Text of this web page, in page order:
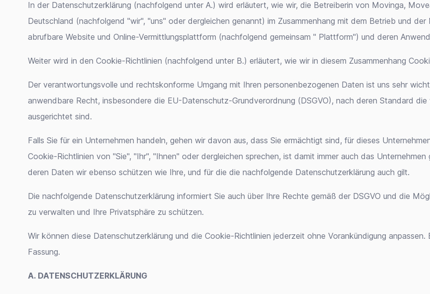
In der Datenschutzerklärung (nachfolgend unter A.) wird erläutert, wie wir, die Betreiberin von Movinga,
Deutschland (nachfolgend "wir", "uns" oder dergleichen genannt) im Zusammenhang mit dem Betrieb und der
abrufbare Website und Online-Vermittlungsplattform (nachfolgend gemeinsam " Plattform") und deren
Weiter wird in den Cookie-Richtlinien (nachfolgend unter B.) erläutert, wie wir in diesem Zusammenhang
Der verantwortungsvolle und rechtskonforme Umgang mit Ihren personenbezogenen Daten ist uns sehr
anwendbare Recht, insbesondere die EU-Datenschutz-Grundverordnung (DSGVO), nach deren Standard
ausgerichtet sind.
Falls Sie für ein Unternehmen handeln, gehen wir davon aus, dass Sie ermächtigt sind, für dieses
Cookie-Richtlinien von "Sie", "Ihr", "Ihnen" oder dergleichen sprechen, ist damit immer auch das
deren Daten wir ebenso schützen wie Ihre, und für die die nachfolgende Datenschutzerklärung auch gilt.
Die nachfolgende Datenschutzerklärung informiert Sie auch über Ihre Rechte gemäß der DSGVO und die
zu verwalten und Ihre Privatsphäre zu schützen.
Wir können diese Datenschutzerklärung und die Cookie-Richtlinien jederzeit ohne Vorankündigung
Fassung.
A. DATENSCHUTZERKLÄRUNG